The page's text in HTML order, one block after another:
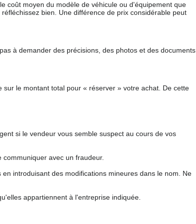
coût moyen du modèle de véhicule ou d'équipement que
bien. Une différence de prix considérable peut
à demander des précisions, des photos et des documents
le montant total pour « réserver » votre achat. De cette
si le vendeur vous semble suspect au cours de vos
avec un fraudeur.
introduisant des modifications mineures dans le nom. Ne
appartiennent à l'entreprise indiquée.